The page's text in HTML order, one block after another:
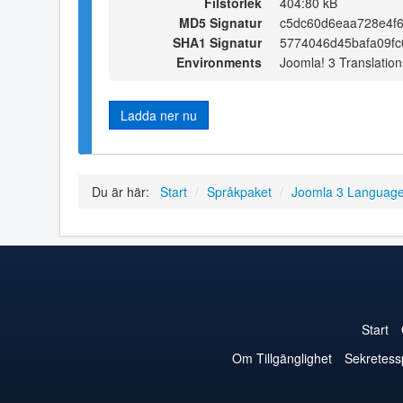
MD5 Signatur
SHA1 Signatur
Environments
Joomla! 3
Ladda ner nu
Du är här: Start / Språkpaket / Joomla 3
Start
Om Tillgänglighet